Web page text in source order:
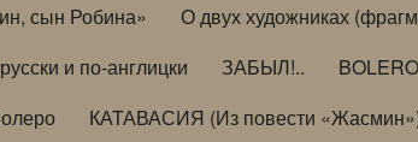
сын Робина»
О двух художниках
и по-англицки ЗАБЫЛ!..
КАТАВАСИЯ (Из повести